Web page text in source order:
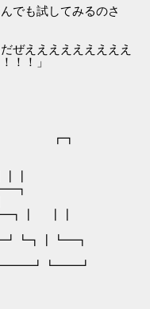
でも試してみるのさ
ぜえええええええええ
！！」
┏┓
┃┃